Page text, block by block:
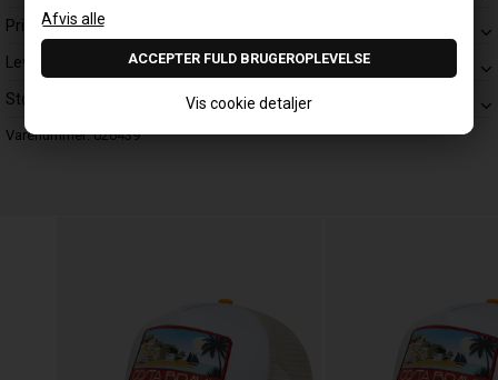
Vis cookie detaljer
Prisgaranti
Levering
Størrelsesguide
Varenummer:026439